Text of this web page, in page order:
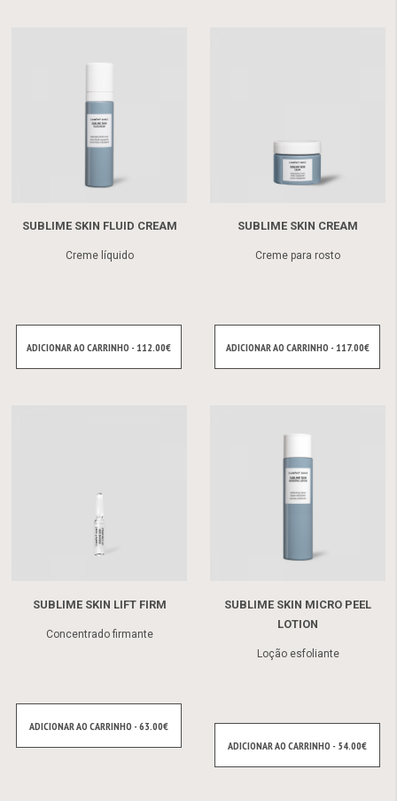
SUBLIME SKIN FLUID CREAM
Creme líquido
ADICIONAR AO CARRINHO - 112.00€
SUBLIME SKIN CREAM
Creme para rosto
ADICIONAR AO CARRINHO - 117.00€
SUBLIME SKIN LIFT FIRM
Concentrado firmante
ADICIONAR AO CARRINHO - 63.00€
SUBLIME SKIN MICRO PEEL
LOTION
Loção esfoliante
ADICIONAR AO CARRINHO - 54.00€